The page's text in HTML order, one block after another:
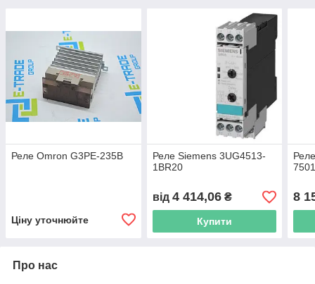
Реле Omron G3PE-235B
Ціну уточнюйте
Реле Siemens 3UG4513-
1BR20
від 4 414,06₴
Купити
8
Про нас